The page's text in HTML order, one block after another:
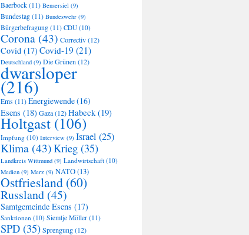
Baerbock (11) Bensersiel (9)
Bundestag (11) Bundeswehr (9)
Bürgerbefragung (11) CDU (10)
Corona (43) Correctiv(12)
Covid (17) Covid-19 (21)
Deutschland (9) Die Grünen(12)
dwarsloper
(216)
Ems (11) Energiewende(16)
Esens (18)Gaza(12)Habeck(19)
Holtgast (106)
Impfung (10) Interview (9) Israel (25)
Klima (43)Krieg (35)
Landkreis Wittmund (9) Landwirtschaft (10)
Medien (9) Merz (9) NATO(13)
Ostfriesland (60)
Russland (45)
Samtgemeinde Esens (17)
Sanktionen (10) Siemtje Möller (11)
SPD (35)Sprengung(12)